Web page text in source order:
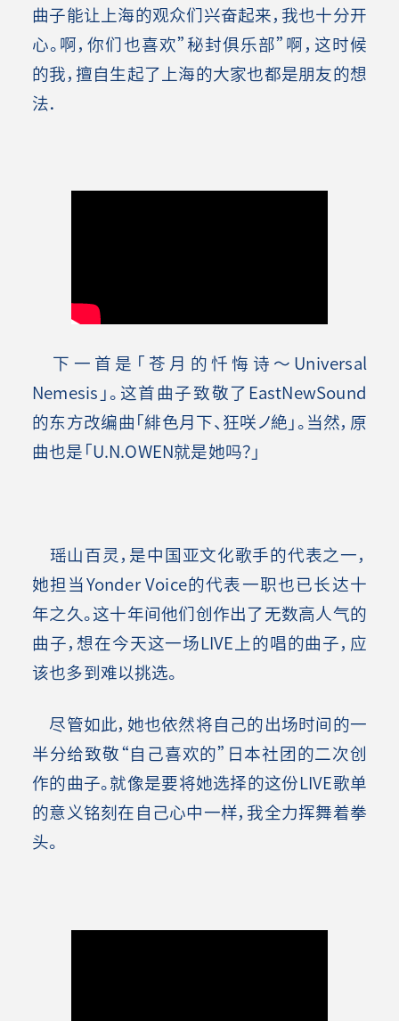
曲子能让上海的观众们兴奋起来，我也十分开
心。啊，你们也喜欢”秘封俱乐部”啊，这时候
的我，擅自生起了上海的大家也都是朋友的想
法．
下一首是「苍月的忏悔诗～Universal
Nemesis」。这首曲子致敬了EastNewSound
的东方改编曲「緋色月下、狂咲ノ絶」。当然，原
曲也是「U.N.OWEN就是她吗？」
瑶山百灵，是中国亚文化歌手的代表之一，
她担当Yonder Voice的代表一职也已长达十
年之久。这十年间他们创作出了无数高人气的
曲子，想在今天这一场LIVE上的唱的曲子，应
该也多到难以挑选。
尽管如此，她也依然将自己的出场时间的一
半分给致敬“自己喜欢的”日本社团的二次创
作的曲子。就像是要将她选择的这份LIVE歌单
的意义铭刻在自己心中一样，我全力挥舞着拳
头。